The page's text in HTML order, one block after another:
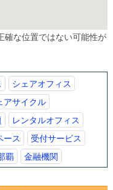
確な位置ではない可能性が
シェアオフィス
アサイクル
レンタルオフィス
ース
受付サービス
覇 金融機関